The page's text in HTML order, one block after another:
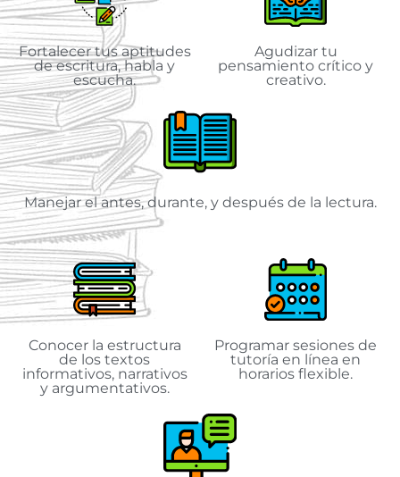
Fortalecer tus aptitudes
de escritura, habla y
escucha.
Agudizar tu
pensamiento crítico y
creativo.
Manejar el antes, durante, y después de la lectura.
Conocer la estructura
de los textos
informativos, narrativos
y argumentativos.
Programar sesiones de
tutoría en línea en
horarios flexible.